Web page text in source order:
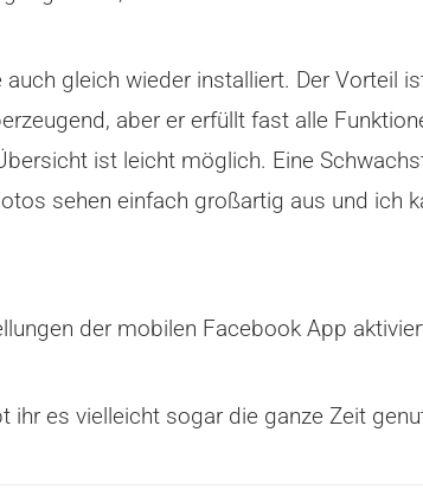
gleich wieder installiert. Der Vorteil
aber er erfüllt fast alle
ist leicht möglich. Eine
sehen einfach großartig aus und ich
der mobilen Facebook App
ihr es vielleicht sogar die ganze Zeit